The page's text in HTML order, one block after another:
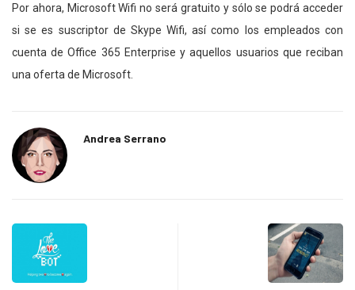
Por ahora, Microsoft Wifi no será gratuito y sólo se podrá acceder
si se es suscriptor de Skype Wifi, así como los empleados con
cuenta de Office 365 Enterprise y aquellos usuarios que reciban
una oferta de Microsoft.
Andrea Serrano